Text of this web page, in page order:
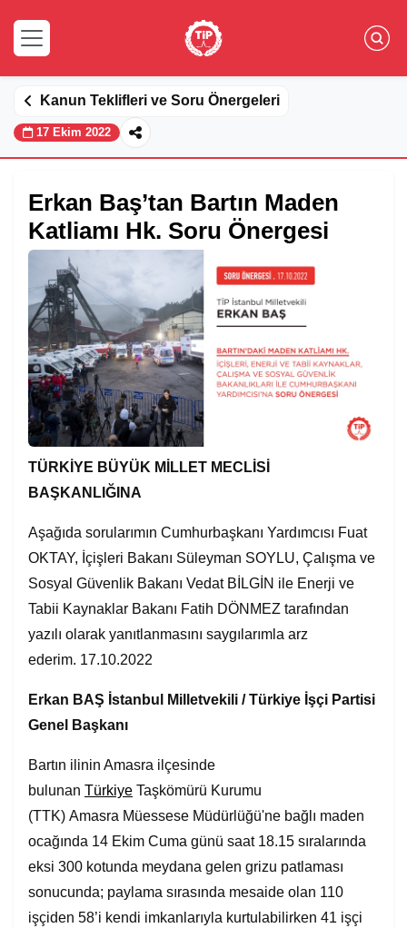
Kanun Teklifleri ve Soru Önergeleri
17 Ekim 2022
Erkan Baş’tan Bartın Maden
Katliamı Hk. Soru Önergesi
TÜRKİYE BÜYÜK MİLLET MECLİSİ
BAŞKANLIĞINA
Aşağıda sorularımın Cumhurbaşkanı Yardımcısı Fuat
OKTAY, İçişleri Bakanı Süleyman SOYLU, Çalışma ve
Sosyal Güvenlik Bakanı Vedat BİLGİN ile Enerji ve
Tabii Kaynaklar Bakanı Fatih DÖNMEZ tarafından
yazılı olarak yanıtlanmasını saygılarımla arz
ederim. 17.10.2022
Erkan BAŞ İstanbul Milletvekili / Türkiye İşçi Partisi
Genel Başkanı
Bartın ilinin Amasra ilçesinde
bulunan Türkiye Taşkömürü Kurumu
(TTK) Amasra Müessese Müdürlüğü'ne bağlı maden
ocağında 14 Ekim Cuma günü saat 18.15 sıralarında
eksi 300 kotunda meydana gelen grizu patlaması
sonucunda; paylama sırasında mesaide olan 110
işçiden 58’i kendi imkanlarıyla kurtulabilirken 41 işçi